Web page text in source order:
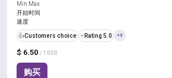
$ 6.50 / 1000
购买
Min Max
开始时间
速度
👍Customers choice ⭐ Rating 5.0 +3